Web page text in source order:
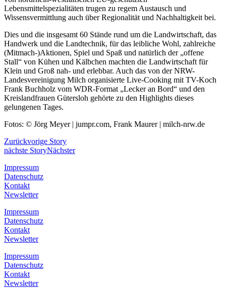
Lebensmittelspezialitäten trugen zu regem Austausch und
Wissensvermittlung auch über Regionalität und Nachhaltigkeit bei.
Dies und die insgesamt 60 Stände rund um die Landwirtschaft, das
Handwerk und die Landtechnik, für das leibliche Wohl, zahlreiche
(Mitmach-)Aktionen, Spiel und Spaß und natürlich der „offene
Stall“ von Kühen und Kälbchen machten die Landwirtschaft für
Klein und Groß nah- und erlebbar. Auch das von der NRW-
Landesvereinigung Milch organisierte Live-Cooking mit TV-Koch
Frank Buchholz vom WDR-Format „Lecker an Bord“ und den
Kreislandfrauen Gütersloh gehörte zu den Highlights dieses
gelungenen Tages.
Fotos: © Jörg Meyer | jumpr.com, Frank Maurer | milch-nrw.de
Zurückvorige Story
nächste StoryNächster
Impressum
Datenschutz
Kontakt
Newsletter
Impressum
Datenschutz
Kontakt
Newsletter
Impressum
Datenschutz
Kontakt
Newsletter